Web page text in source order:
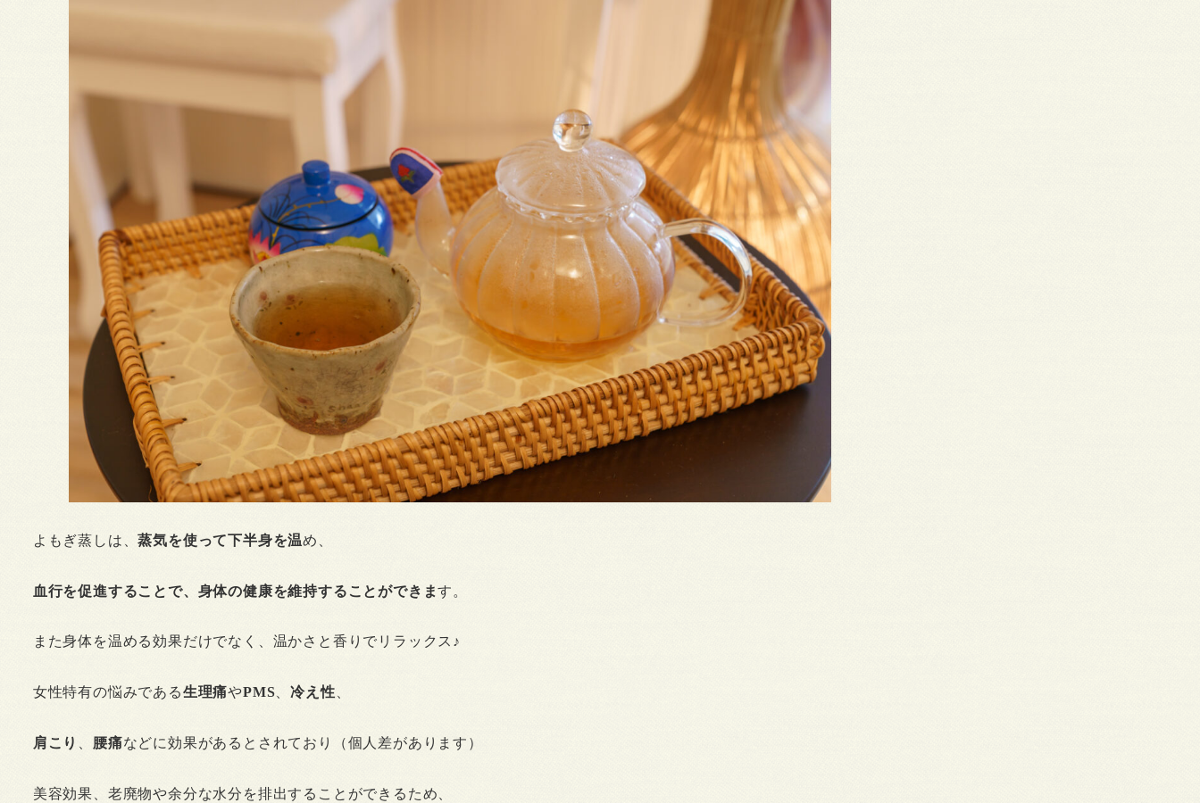
よもぎ蒸しは、蒸気を使って下半身を温め、
血行を促進することで、身体の健康を維持することができます。
また身体を温める効果だけでなく、温かさと香りでリラックス♪
女性特有の悩みである生理痛やPMS 、冷え性
肩こり 腰痛などに効果があるとされており（個人差があります）
美容効果、老廃物や余分な水分を排出することができるため、